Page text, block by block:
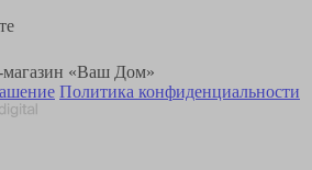
«Ваш Дом»
Политика конфиденциальности